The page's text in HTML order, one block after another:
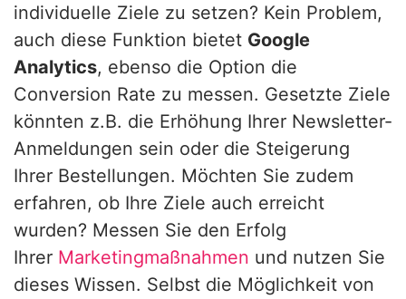
individuelle Ziele zu setzen? Kein Problem,
auch diese Funktion bietet Google
Analytics, ebenso die Option die
Conversion Rate zu messen. Gesetzte Ziele
könnten z.B. die Erhöhung Ihrer Newsletter-
Anmeldungen sein oder die Steigerung
Ihrer Bestellungen. Möchten Sie zudem
erfahren, ob Ihre Ziele auch erreicht
wurden? Messen Sie den Erfolg
Ihrer Marketingmaßnahmen und nutzen Sie
dieses Wissen. Selbst die Möglichkeit von